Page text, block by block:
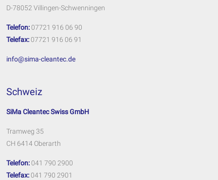
D-78052 Villingen-Schwenningen
Telefon: 07721 916 06 90
Telefax: 07721 916 06 91
info@sima-cleantec.de
Schweiz
SiMa Cleantec Swiss GmbH
Tramweg 35
CH 6414 Oberarth
Telefon: 041 790 2900
Telefax: 041 790 2901